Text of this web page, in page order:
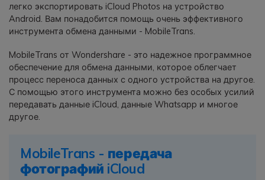
легко экспортировать iCloud Photos на устройство
Android. Вам понадобится помощь очень эффективного
инструмента обмена данными - MobileTrans.
MobileTrans от Wondershare - это надежное программное
обеспечение для обмена данными, которое облегчает
процесс переноса данных с одного устройства на другое.
С помощью этого инструмента можно без особых усилий
передавать данные iCloud, данные Whatsapp и многое
другое.
MobileTrans - передача
фотографий iCloud